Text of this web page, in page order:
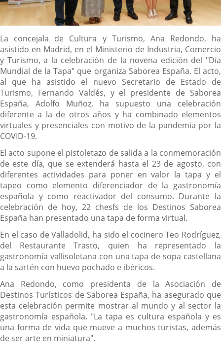
Descripción
La concejala de Cultura y Turismo, Ana Redondo, ha
asistido en Madrid, en el Ministerio de Industria, Comercio
y Turismo, a la celebración de la novena edición del "Día
Mundial de la Tapa" que organiza Saborea España. El acto,
al que ha asistido el nuevo Secretario de Estado de
Turismo, Fernando Valdés, y el presidente de Saborea
España, Adolfo Muñoz, ha supuesto una celebración
diferente a la de otros años y ha combinado elementos
virtuales y presenciales con motivo de la pandemia por la
COVID-19.
El acto supone el pistoletazo de salida a la conmemoración
de este día, que se extenderá hasta el 23 de agosto, con
diferentes actividades para poner en valor la tapa y el
tapeo como elemento diferenciador de la gastronomía
española y como reactivador del consumo. Durante la
celebración de hoy, 22 chesfs de los Destinos Saborea
España han presentado una tapa de forma virtual.
En el caso de Valladolid, ha sido el cocinero Teo Rodríguez,
del Restaurante Trasto, quien ha representado la
gastronomía vallisoletana con una tapa de sopa castellana
a la sartén con huevo pochado e ibéricos.
Ana Redondo, como presidenta de la Asociación de
Destinos Turísticos de Saborea España, ha asegurado que
esta celebración permite mostrar al mundo y al sector la
gastronomía española. "La tapa es cultura española y es
una forma de vida que mueve a muchos turistas, además
de ser arte en miniatura".